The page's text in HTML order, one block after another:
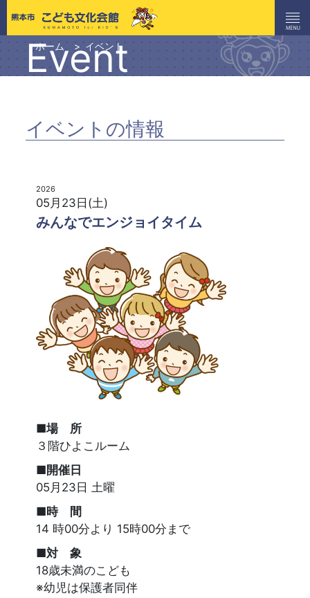
ホーム イベント
Event
イベントの情報
2026
05月23日(土)
みんなでエンジョイタイム
■場 所
３階ひよこルーム
■開催日
05月23日 土曜
■時 間
14 時00分より 15時00分まで
■対 象
18歳未満のこども
※幼児は保護者同伴